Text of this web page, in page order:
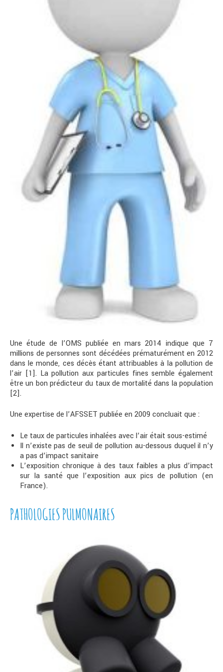
Une étude de l’OMS publiée en mars 2014 indique que 7
millions de personnes sont décédées prématurément en 2012
dans le monde, ces décès étant attribuables à la pollution de
l’air [1]. La pollution aux particules fines semble également
être un bon prédicteur du taux de mortalité dans la population
[2].
Une expertise de l’AFSSET publiée en 2009 concluait que :
Le taux de particules inhalées avec l’air était sous-estimé
Il n’existe pas de seuil de pollution au-dessous duquel il n’y
a pas d’impact sanitaire
L’exposition chronique à des taux faibles a plus d’impact
sur la santé que l’exposition aux pics de pollution (en
France).
PATHOLOGIES PULMONAIRES